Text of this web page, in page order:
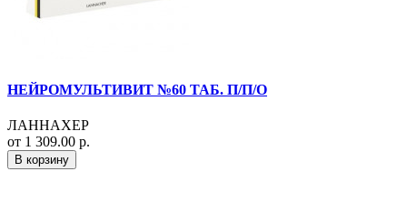
НЕЙРОМУЛЬТИВИТ №60 ТАБ. П/П/О
ЛАННАХЕР
от 1 309.00 р.
В корзину